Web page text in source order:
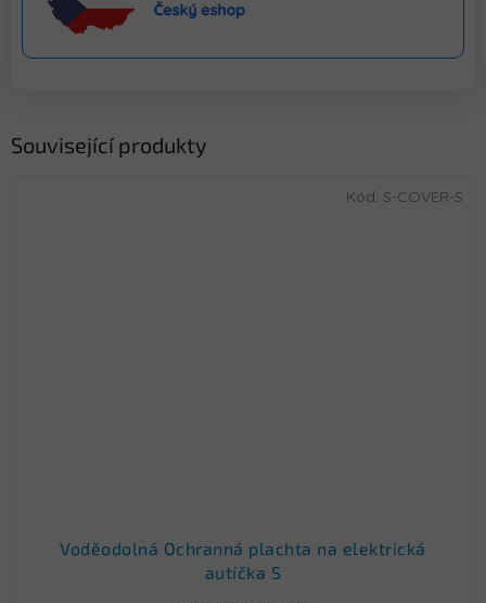
Související produkty
Voděodolná Ochranná plachta na elektrická
autíčka S
Kód: S-COVER-S